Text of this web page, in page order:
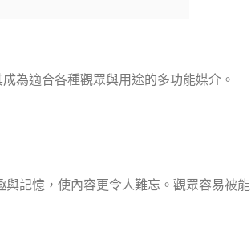
適合各種觀眾與用途的多功能媒介。
記憶，使內容更令人難忘。觀眾容易被能